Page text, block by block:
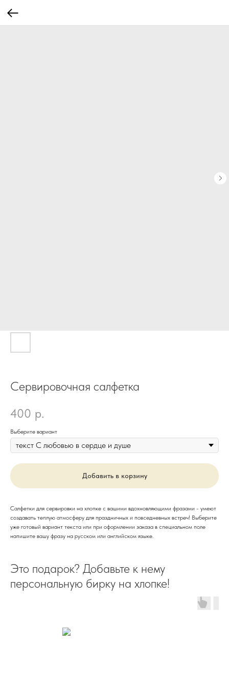
Сервировочная салфетка
400 р.
Выберите вариант
Добавить в корзину
Салфетки для сервировки на хлопке с вашими вдохновляющими фразами - умеют
создавать теплую атмосферу для праздничных и повседневных встреч! Выберите
уже готовый вариант текста или при оформлении заказа в специальном поле
напишите вашу фразу на русском или английском языке.
Это подарок? Добавьте к нему
персональную бирку на хлопке!